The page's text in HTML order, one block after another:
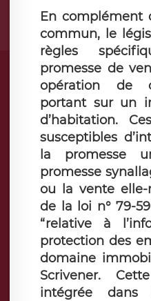
En complément
commun, le
règles
promesse de
opération de
portant sur un
d’habitation.
susceptibles
la promesse
promesse
ou la vente elle-
de la loi n° 79-
“relative à
protection des
domaine
Scrivener.
intégrée